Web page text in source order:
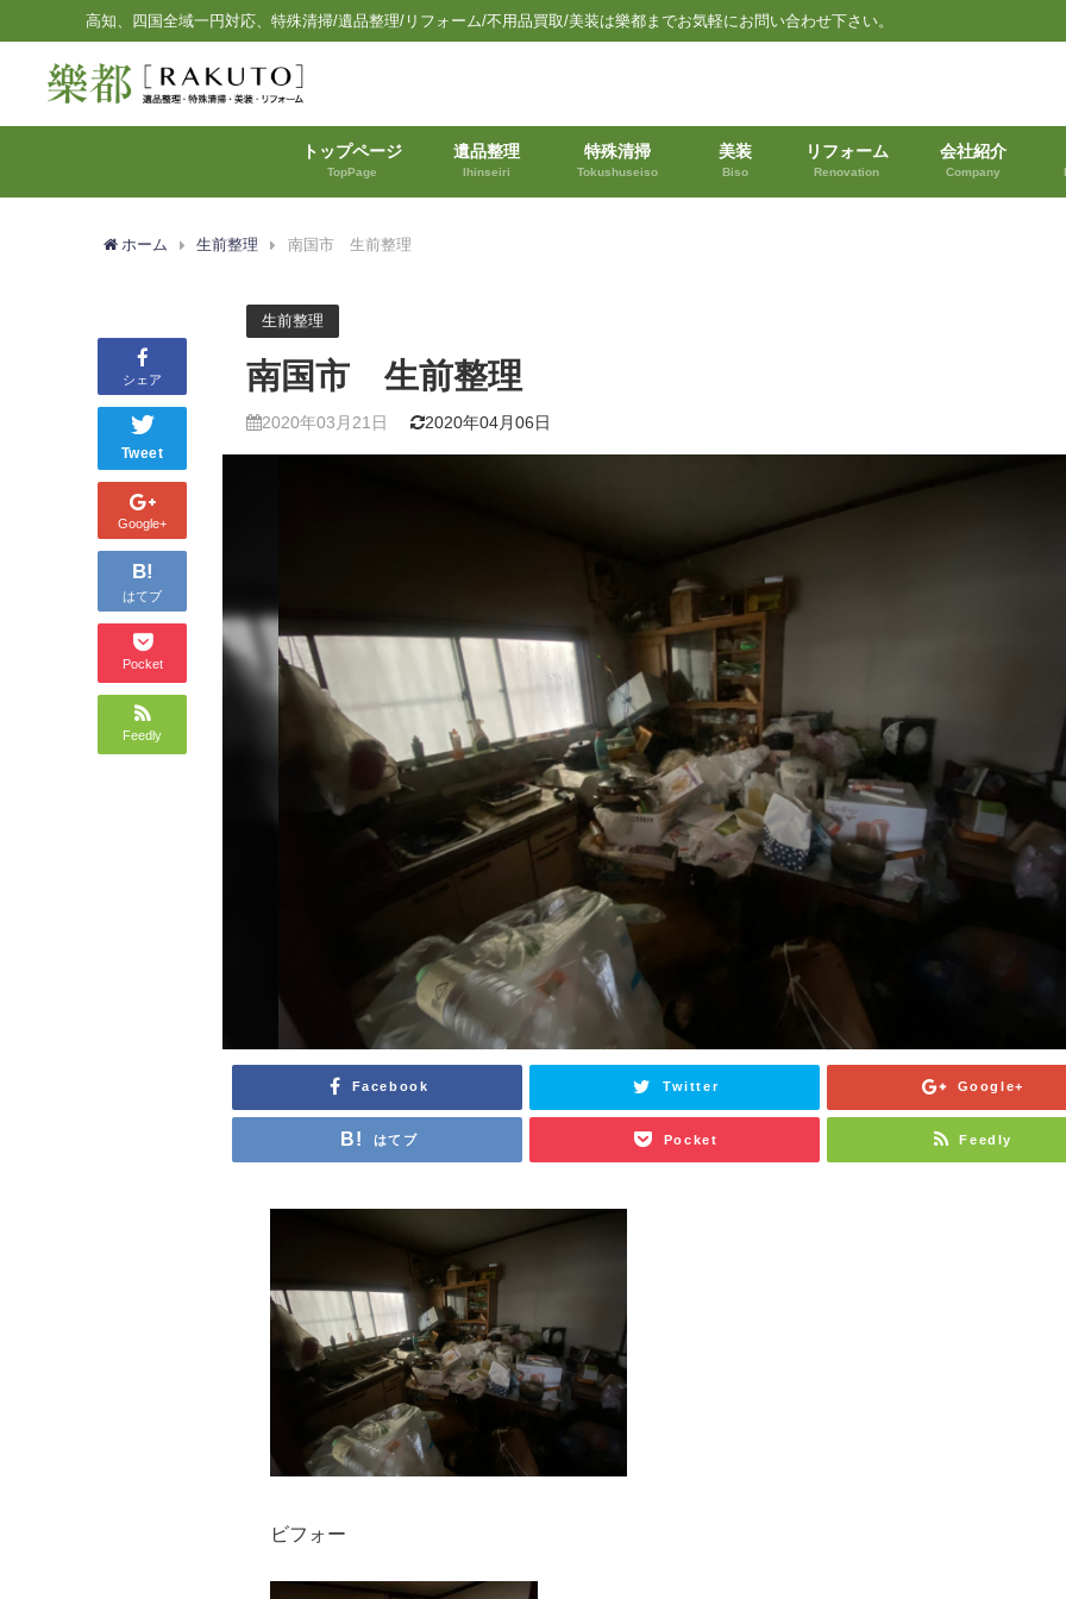
高知、四国全域一円対応、特殊清掃/遺品整理/リフォーム/不用品買取/美装は樂都までお気軽にお問い合わせ下さい。
トップページ
TopPage
遺品整理
Ihinseiri
特殊清掃
Tokushuseiso
美装
Biso
リフォーム
Renovation
会社紹介
Company
ホーム 生前整理 南国市 生前整理
シェア
Tweet
Google+
B!
はてブ
Pocket
Feedly
生前整理
南国市 生前整理
2020年03月21日 2020年04月06日
Facebook Twitter Google+
はてブ Pocket Feedly
ビフォー